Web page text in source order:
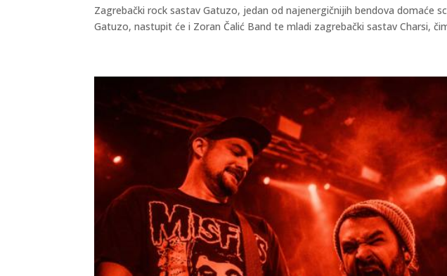
Zagrebački rock sastav Gatuzo, jedan od najenergičnijih bendova domaće
Gatuzo, nastupit će i Zoran Čalić Band te mladi zagrebački sastav Charsi,